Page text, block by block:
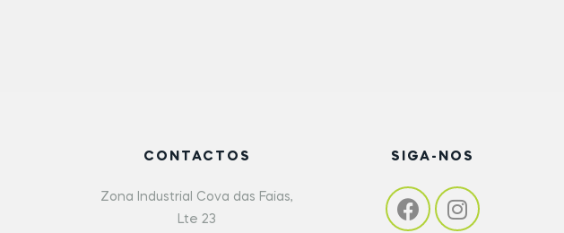
CONTACTOS
Zona Industrial Cova das Faias,
Lte 23
SIGA-NOS